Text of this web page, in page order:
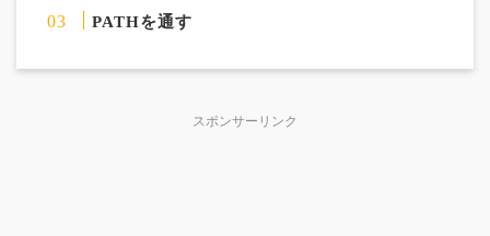
PATHを通す
スポンサーリンク